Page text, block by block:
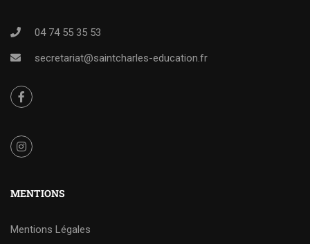
04 74 55 35 53
secretariat@saintcharles-education.fr
MENTIONS
Mentions Légales